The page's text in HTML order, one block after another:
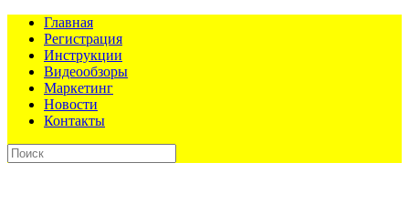
Главная
Регистрация
Инструкции
Видеообзоры
Маркетинг
Новости
Контакты